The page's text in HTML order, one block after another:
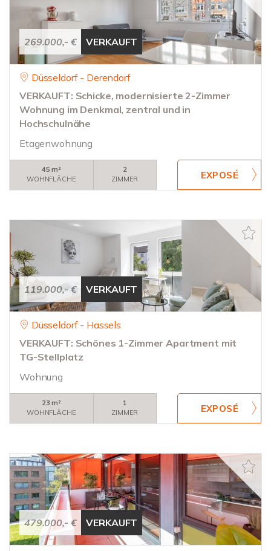
269.000,- € VERKAUFT
Düsseldorf - Derendorf
VERKAUFT: Schicke, modernisierte 2-Zimmer
Wohnung im Denkmal, zentral und in
Hochschulnähe
Etagenwohnung
45 m²
WOHNFLÄCHE
2
ZIMMER
119.000,- € VERKAUFT
Düsseldorf - Hassels
VERKAUFT: Schönes 1-Zimmer Apartment mit
TG-Stellplatz
Wohnung
23 m²
WOHNFLÄCHE
1
ZIMMER
479.000,- € VERKAUFT